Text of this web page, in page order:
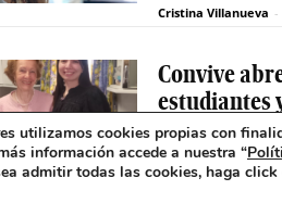
Cristina Villanueva -
Convive
estudiantes
mayores en
Redacción EM - julio
utilizamos cookies propias con
información accede a nuestra “
admitir todas las cookies, haga